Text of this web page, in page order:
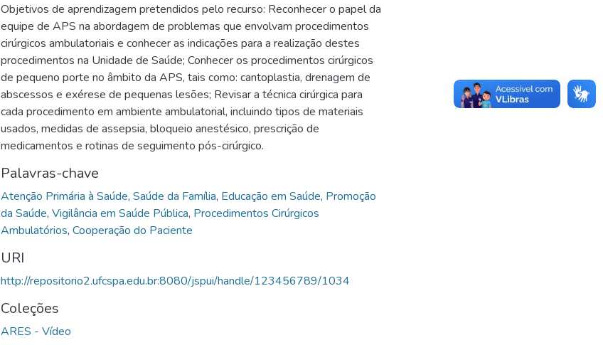
Objetivos de aprendizagem pretendidos pelo recurso: Reconhecer o papel da
equipe de APS na abordagem de problemas que envolvam procedimentos
cirúrgicos ambulatoriais e conhecer as indicações para a realização destes
procedimentos na Unidade de Saúde; Conhecer os procedimentos cirúrgicos
de pequeno porte no âmbito da APS, tais como: cantoplastia, drenagem de
abscessos e exérese de pequenas lesões; Revisar a técnica cirúrgica para
cada procedimento em ambiente ambulatorial, incluindo tipos de materiais
usados, medidas de assepsia, bloqueio anestésico, prescrição de
medicamentos e rotinas de seguimento pós-cirúrgico.
Palavras-chave
Atenção Primária à Saúde, Saúde da Família, Educação em Saúde, Promoção
da Saúde, Vigilância em Saúde Pública, Procedimentos Cirúrgicos
Ambulatórios, Cooperação do Paciente
URI
http://repositorio2.ufcspa.edu.br:8080/jspui/handle/123456789/1034
Coleções
ARES - Vídeo